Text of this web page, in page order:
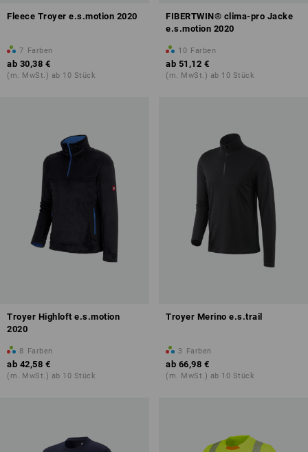
Fleece Troyer e.s.motion 2020
7 Farben
ab 30,38 €
(m. MwSt.) ab 10 Stück
FIBERTWIN® clima-pro Jacke
e.s.motion 2020
10 Farben
ab 51,12 €
(m. MwSt.) ab 10 Stück
Troyer Highloft e.s.motion
2020
8 Farben
ab 42,58 €
(m. MwSt.) ab 10 Stück
Troyer Merino e.s.trail
3 Farben
ab 66,98 €
(m. MwSt.) ab 10 Stück